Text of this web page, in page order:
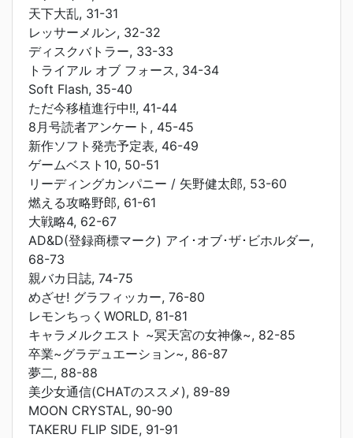
天下大乱, 31-31
レッサーメルン, 32-32
ディスクバトラー, 33-33
トライアル オブ フォース, 34-34
Soft Flash, 35-40
ただ今移植進行中!!, 41-44
8月号読者アンケート, 45-45
新作ソフト発売予定表, 46-49
ゲームベスト10, 50-51
リーディングカンパニー / 矢野健太郎, 53-60
燃える攻略野郎, 61-61
大戦略4, 62-67
AD&D(登録商標マーク) アイ･オブ･ザ･ビホルダー,
68-73
親バカ日誌, 74-75
めざせ! グラフィッカー, 76-80
レモンちっくWORLD, 81-81
キャラメルクエスト ~冥天宮の女神像~, 82-85
卒業~グラデュエーション~, 86-87
夢二, 88-88
美少女通信(CHATのススメ), 89-89
MOON CRYSTAL, 90-90
TAKERU FLIP SIDE, 91-91